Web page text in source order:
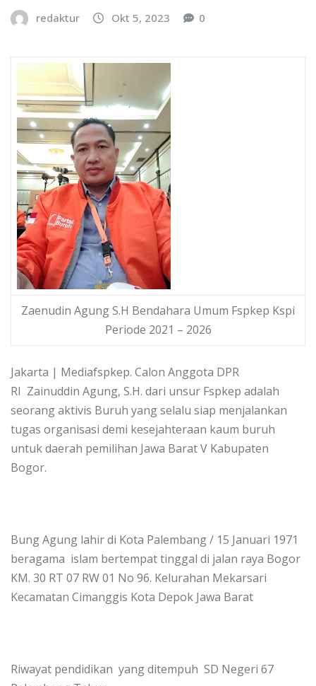
redaktur Okt 5, 2023 0
Zaenudin Agung S.H Bendahara Umum Fspkep Kspi
Periode 2021 – 2026
Jakarta | Mediafspkep. Calon Anggota DPR
RI Zainuddin Agung, S.H. dari unsur Fspkep adalah
seorang aktivis Buruh yang selalu siap menjalankan
tugas organisasi demi kesejahteraan kaum buruh
untuk daerah pemilihan Jawa Barat V Kabupaten
Bogor.
Bung Agung lahir di Kota Palembang / 15 Januari 1971
beragama islam bertempat tinggal di jalan raya Bogor
KM. 30 RT 07 RW 01 No 96. Kelurahan Mekarsari
Kecamatan Cimanggis Kota Depok Jawa Barat
Riwayat pendidikan yang ditempuh SD Negeri 67